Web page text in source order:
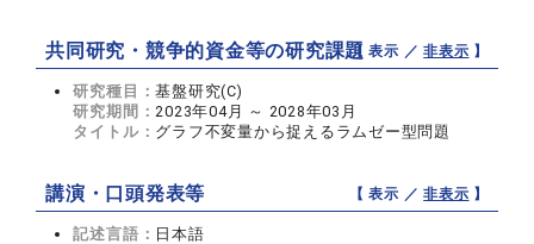
共同研究・競争的資金等の研究課題【 表示 ／非表示 】
研究種目：基盤研究(C)
研究期間： 2023年04月 ～ 2028年03月
タイトル： グラフ不変量から捉えるラムゼー型問題
講演・口頭発表等 【 表示 ／非表示 】
記述言語： 日本語